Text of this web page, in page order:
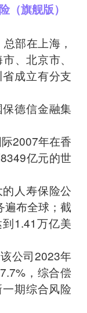
（旗舰版）
部在上海，
、北京市、
成立有分支
德信金融集
2007年在香
亿元的世
人寿保险公
遍布全球；截
1.41万亿美
公司2023年
，综合偿
期综合风险